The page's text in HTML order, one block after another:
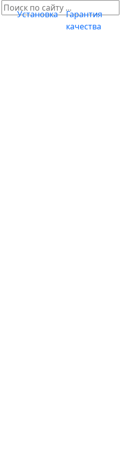
Установка
Гарантия
качества